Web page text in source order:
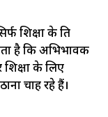
शिक्षा के प्रति
है कि अभिभावक
के लिए
चाह रहे हैं।